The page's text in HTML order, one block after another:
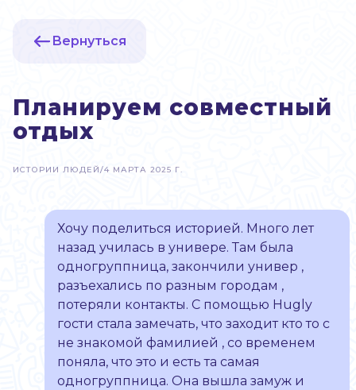
Вернуться
Планируем совместный
отдых
ИСТОРИИ ЛЮДЕЙ/4 МАРТА 2025 Г.
Хочу поделиться историей. Много лет
назад училась в универе. Там была
одногруппница, закончили универ ,
разъехались по разным городам ,
потеряли контакты. С помощью Hugly
гости стала замечать, что заходит кто то с
не знакомой фамилией , со временем
поняла, что это и есть та самая
одногруппница. Она вышла замуж и